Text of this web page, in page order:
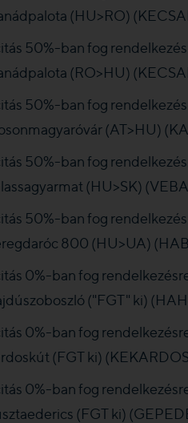
(HU>RO)
50%-ban fog
(RO>HU)
50%-ban fog
(AT>HU)
50%-ban fog
(HU>SK)
50%-ban fog
800 (HU>UA)
0%-ban fog
("FGT" ki)
0%-ban fog
(FGT ki)
0%-ban fog
(FGT ki)